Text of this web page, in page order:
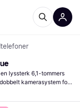
lyssterk 6,1-tommers
kamerasystem for